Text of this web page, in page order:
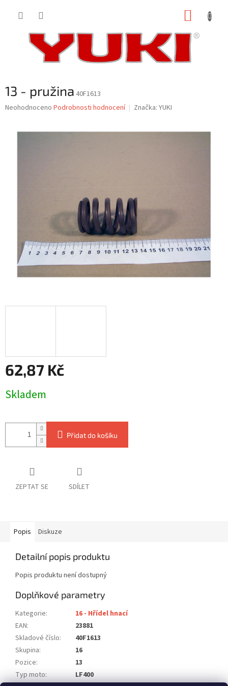
13 - pružina 40F1613
Průměrné
Neohodnoceno Podrobnosti hodnocení Značka: YUKI
62,87 Kč
cena:
Skladem
Přidat do košíku
ZEPTAT SE SDÍLET
Popis Diskuze
Detailní popis produktu
Popis produktu není dostupný
Doplňkové parametry
Kategorie:
16 - Hřídel hnací
EAN:
23881
Skladové číslo:
40F1613
Skupina:
16
Pozice:
13
Typ moto:
LF400